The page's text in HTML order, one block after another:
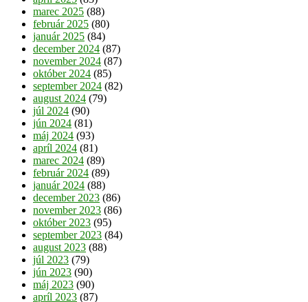
marec 2025 (88)
február 2025 (80)
január 2025 (84)
december 2024 (87)
november 2024 (87)
október 2024 (85)
september 2024 (82)
august 2024 (79)
júl 2024 (90)
jún 2024 (81)
máj 2024 (93)
apríl 2024 (81)
marec 2024 (89)
február 2024 (89)
január 2024 (88)
december 2023 (86)
november 2023 (86)
október 2023 (95)
september 2023 (84)
august 2023 (88)
júl 2023 (79)
jún 2023 (90)
máj 2023 (90)
apríl 2023 (87)